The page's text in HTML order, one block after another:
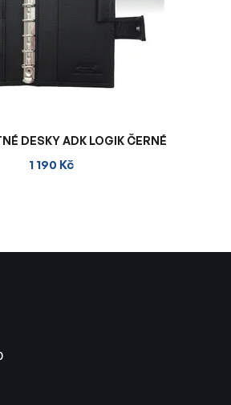
DESKY ADK LOGIK ČERNÉ
1 190 Kč